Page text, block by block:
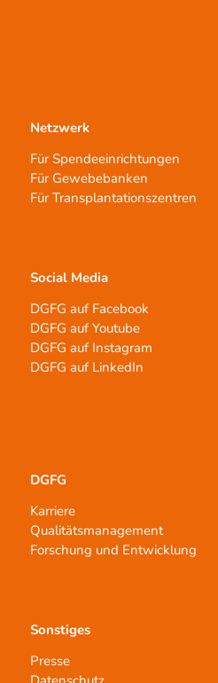
Netzwerk
Für Spendeeinrichtungen
Für Gewebebanken
Für Transplantationszentren
Social Media
DGFG auf Facebook
DGFG auf Youtube
DGFG auf Instagram
DGFG auf LinkedIn
DGFG
Karriere
Qualitätsmanagement
Forschung und Entwicklung
Sonstiges
Presse